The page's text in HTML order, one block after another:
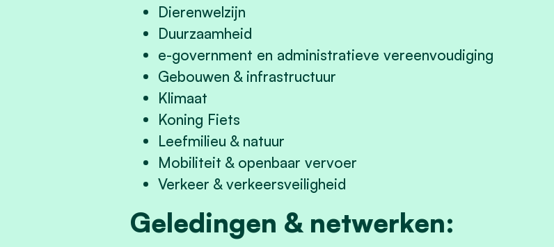
Dierenwelzijn
Duurzaamheid
e-government en administratieve vereenvoudiging
Gebouwen & infrastructuur
Klimaat
Koning Fiets
Leefmilieu & natuur
Mobiliteit & openbaar vervoer
Verkeer & verkeersveiligheid
Geledingen & netwerken: